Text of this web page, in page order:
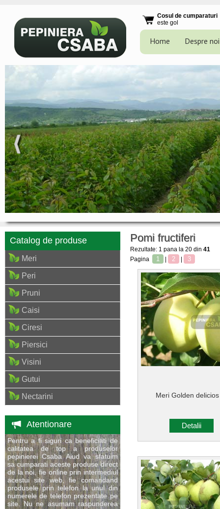
Cosul de cumparaturi
este gol
Home Despre noi
Catalog de produse
Meri
Peri
Pruni
Caisi
Ciresi
Piersici
Visini
Gutui
Nectarini
Atentionare
Pentru a fi siguri ca beneficiati de
calitatea de top a produselor
pepinierei Csaba Aiud va sfatuim
sa cumparati aceste produse direct
de la noi, fie online prin intermediul
acestui site web, fie comandand
produsele prin telefon la unul din
numerele de telefon prezentate pe
site. Nu ne asumam raspunderea
Pomi fructiferi
Rezultate: 1 pana la 20 din 41
Pagina
1 2 3
Meri Golden delicios
Detalii